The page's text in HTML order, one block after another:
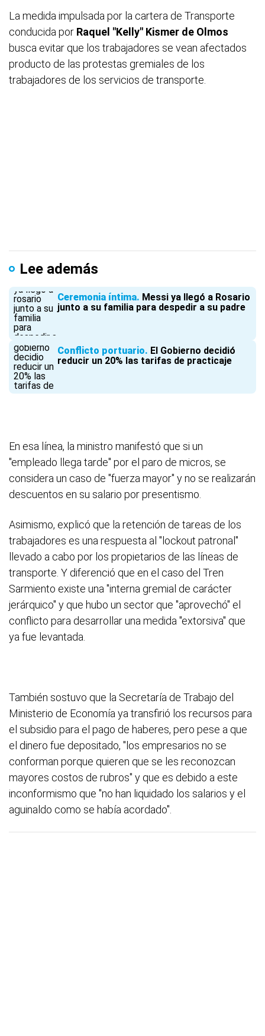
La medida impulsada por la cartera de Transporte
conducida por Raquel "Kelly" Kismer de Olmos
busca evitar que los trabajadores se vean afectados
producto de las protestas gremiales de los
trabajadores de los servicios de transporte.
Lee además
Ceremonia íntima Messi ya llegó a Rosario
junto a su familia para despedir a su padre
Conflicto portuario El Gobierno decidió
reducir un 20% las tarifas de practicaje
En esa línea, la ministro manifestó que si un
"empleado llega tarde" por el paro de micros, se
considera un caso de "fuerza mayor" y no se realizarán
descuentos en su salario por presentismo.
Asimismo, explicó que la retención de tareas de los
trabajadores es una respuesta al "lockout patronal"
llevado a cabo por los propietarios de las líneas de
transporte. Y diferenció que en el caso del Tren
Sarmiento existe una "interna gremial de carácter
jerárquico" y que hubo un sector que "aprovechó" el
conflicto para desarrollar una medida "extorsiva" que
ya fue levantada.
También sostuvo que la Secretaría de Trabajo del
Ministerio de Economía ya transfirió los recursos para
el subsidio para el pago de haberes, pero pese a que
el dinero fue depositado, "los empresarios no se
conforman porque quieren que se les reconozcan
mayores costos de rubros" y que es debido a este
inconformismo que "no han liquidado los salarios y el
aguinaldo como se había acordado".